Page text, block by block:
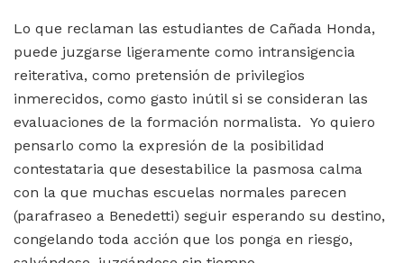
Lo que reclaman las estudiantes de Cañada Honda,
puede juzgarse ligeramente como intransigencia
reiterativa, como pretensión de privilegios
inmerecidos, como gasto inútil si se consideran las
evaluaciones de la formación normalista. Yo quiero
pensarlo como la expresión de la posibilidad
contestataria que desestabilice la pasmosa calma
con la que muchas escuelas normales parecen
(parafraseo a Benedetti) seguir esperando su destino,
congelando toda acción que los ponga en riesgo,